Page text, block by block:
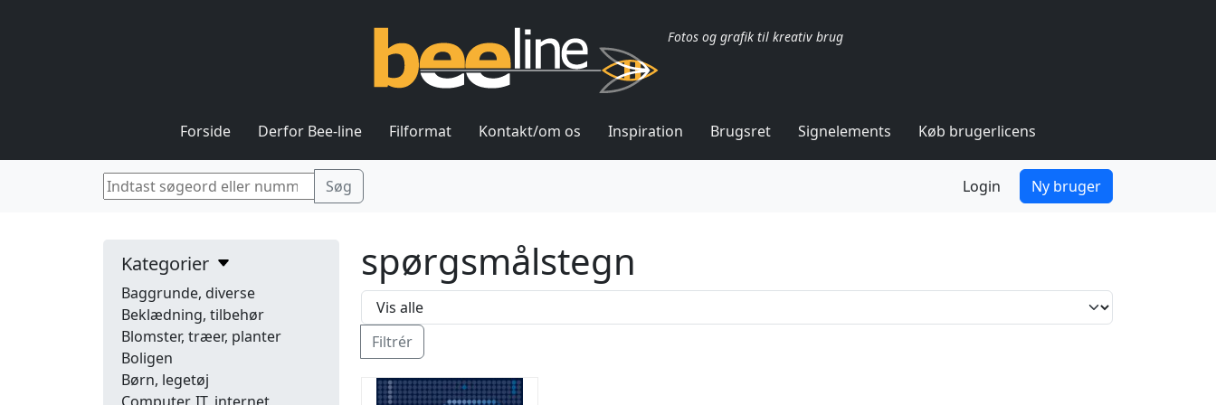
Fotos og grafik til kreativ brug
Forside Derfor Bee-line Filformat Kontakt/om os Inspiration Brugsret Signelements Køb brugerlicens
Login Ny bruger
Kategorier
Baggrunde, diverse
Beklædning, tilbehør
Blomster, træer, planter
Boligen
Børn, legetøj
spørgsmålstegn
Filtrér